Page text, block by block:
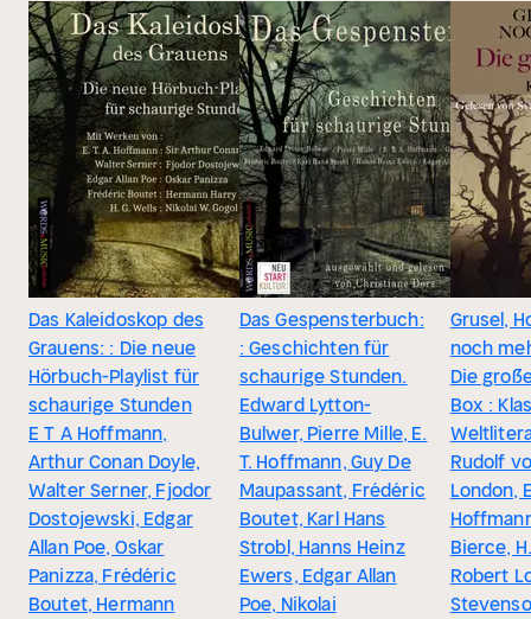
Das Kaleidoskop des
Grauens: : Die neue
Hörbuch-Playlist für
schaurige Stunden
E T A Hoffmann,
Arthur Conan Doyle,
Walter Serner, Fjodor
Dostojewski, Edgar
Allan Poe, Oskar
Panizza, Frédéric
Boutet, Hermann
Das Gespensterbuch:
: Geschichten für
schaurige Stunden.
Edward Lytton-
Bulwer, Pierre Mille, E.
T. Hoffmann, Guy De
Maupassant, Frédéric
Boutet, Karl Hans
Strobl, Hanns Heinz
Ewers, Edgar Allan
Poe, Nikolai
Grusel,
noch
Die
Box :
Rudolf
London,
Bierce,
Robert